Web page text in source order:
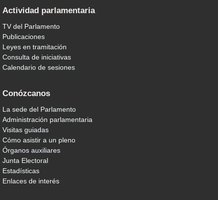
Actividad parlamentaria
TV del Parlamento
Publicaciones
Leyes en tramitación
Consulta de iniciativas
Calendario de sesiones
Conózcanos
La sede del Parlamento
Administración parlamentaria
Visitas guiadas
Cómo asistir a un pleno
Órganos auxiliares
Junta Electoral
Estadísticas
Enlaces de interés